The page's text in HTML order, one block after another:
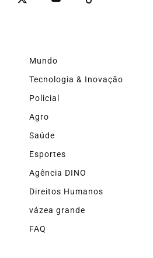
Mundo
Tecnologia & Inovação
Policial
Agro
Saúde
Esportes
Agência DINO
Direitos Humanos
vázea grande
FAQ